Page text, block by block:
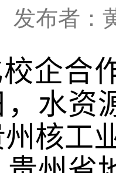
发布者：
企合
，水资
核工